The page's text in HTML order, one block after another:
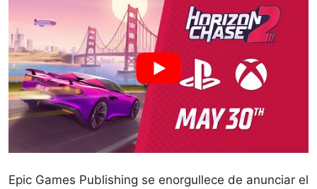
Epic Games Publishing se enorgullece de anunciar el